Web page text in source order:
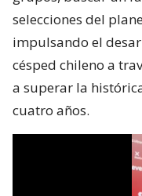
selecciones del
impulsando el
césped chileno a
a superar la
cuatro años.